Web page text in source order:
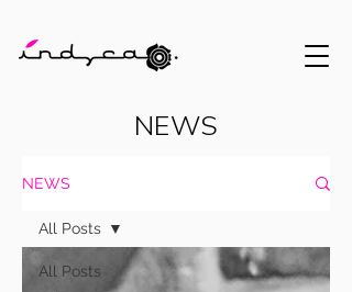
NEWS
NEWS
All Posts
All Posts